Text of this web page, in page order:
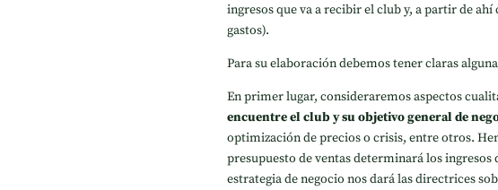
ingresos que va a recibir el club y, a partir de
gastos).
Para su elaboración debemos tener claras
En primer lugar, consideraremos aspectos
encuentre el club y su objetivo general de
optimización de precios o crisis, entre otros.
presupuesto de ventas determinará los
estrategia de negocio nos dará las directrices